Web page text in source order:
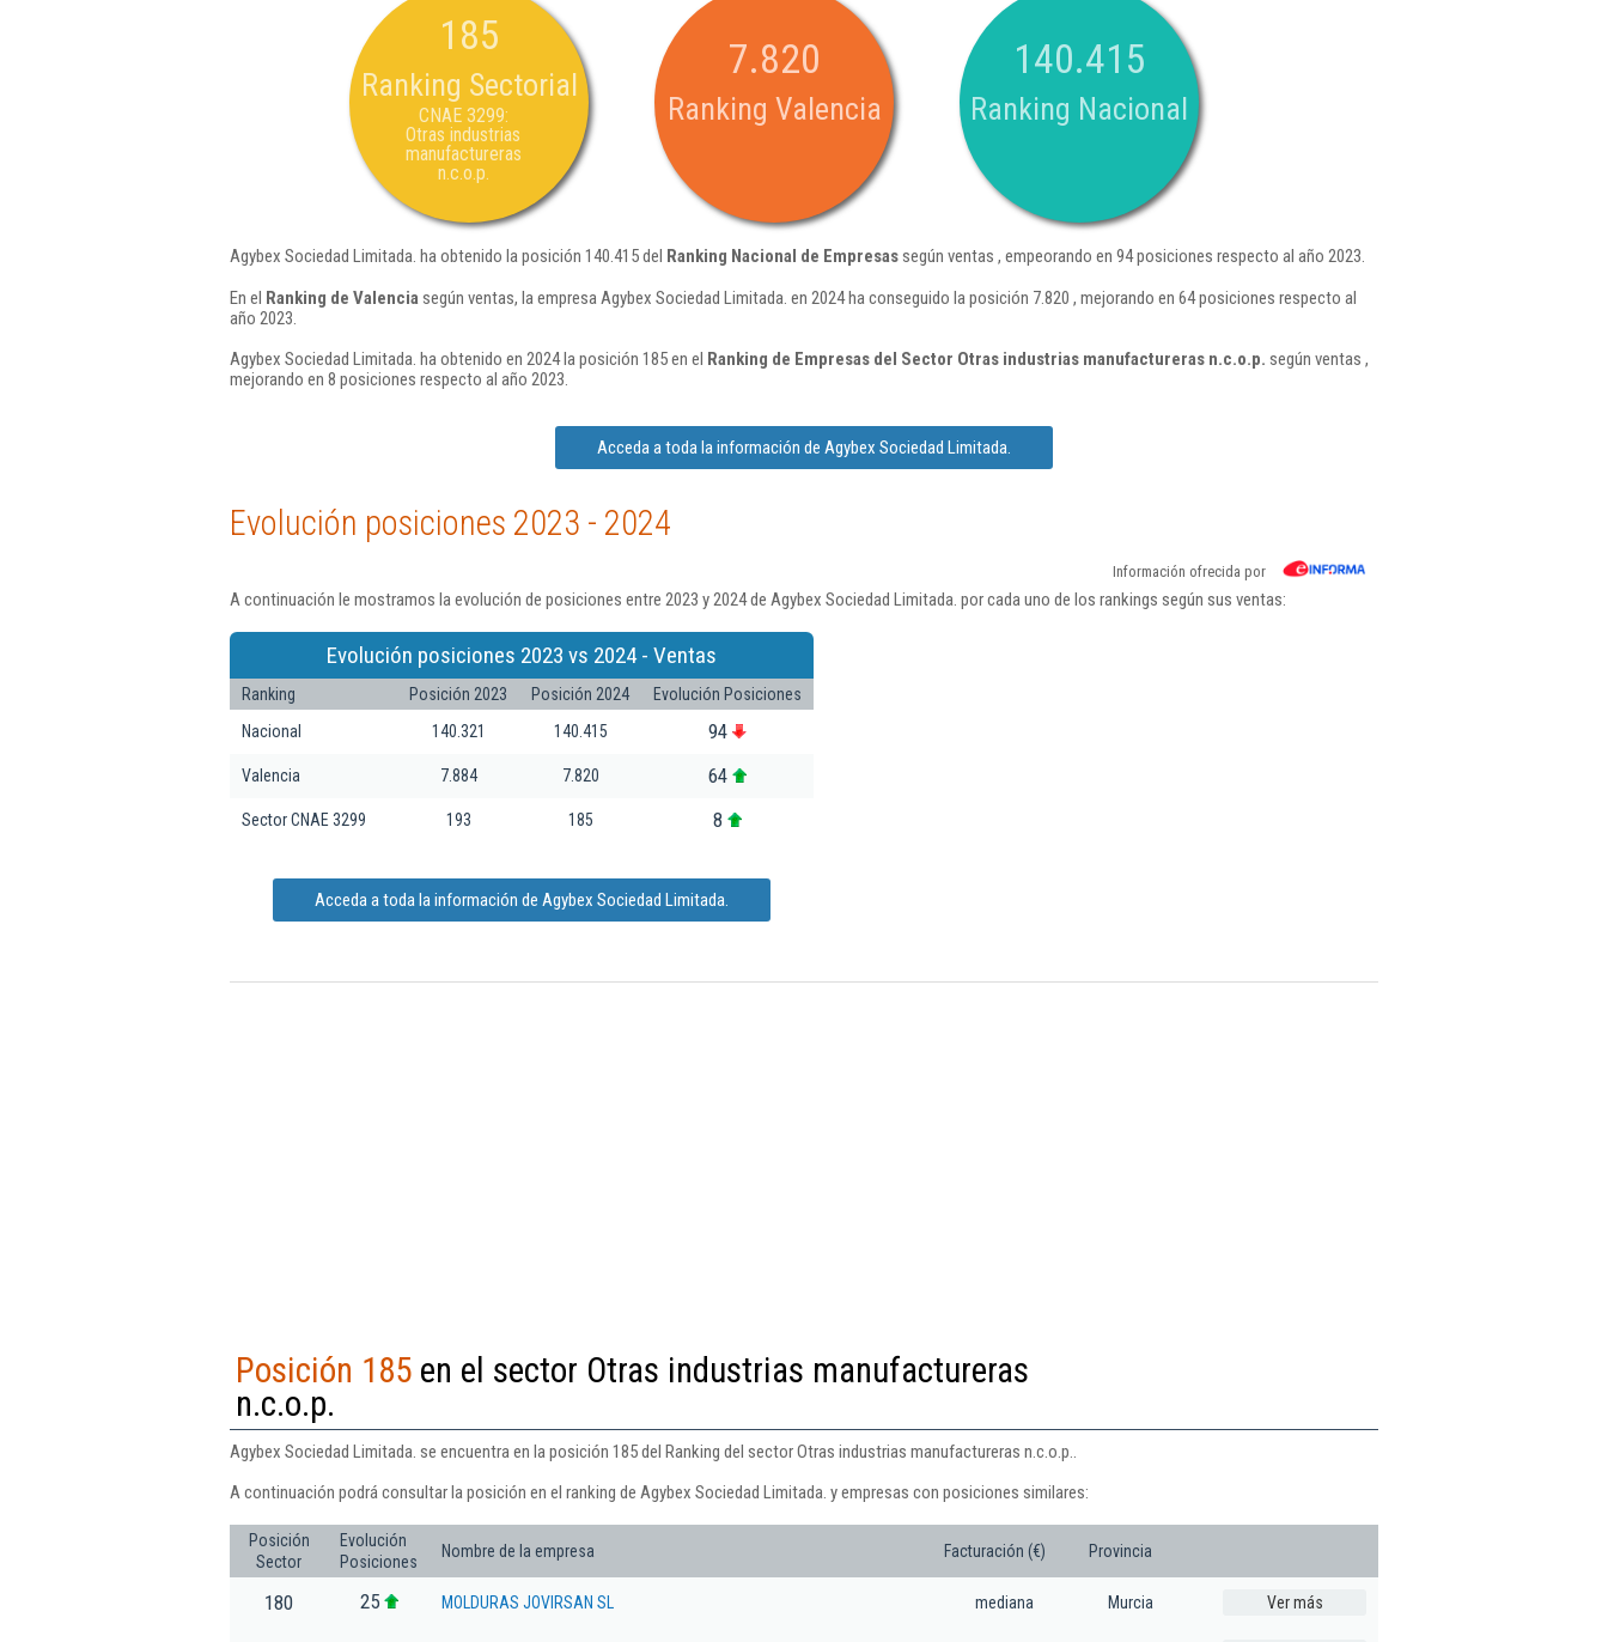
185
Ranking Sectorial
CNAE 3299:
Otras industrias
manufactureras
n.c.o.p.
7.820
Ranking Valencia
140.415
Ranking Nacional
Agybex Sociedad Limitada. ha obtenido la posición 140.415 del Ranking Nacional de Empresassegún ventas , empeorando en 94 posiciones respecto al año 2023.
En el Ranking de Valencia según ventas, la empresa Agybex Sociedad Limitada. en 2024 ha conseguido la posición 7.820 , mejorando en 64 posiciones respecto al
año 2023.
Agybex Sociedad Limitada. ha obtenido en 2024 la posición 185 en el Ranking de Empresas del Sector Otras industrias manufactureras n.c.o.p. según ventas ,
mejorando en 8 posiciones respecto al año 2023.
Acceda a toda la información de Agybex Sociedad Limitada.
Evolución posiciones 2023 - 2024
Información ofrecida por
A continuación le mostramos la evolución de posiciones entre 2023 y 2024 de Agybex Sociedad Limitada. por cada uno de los rankings según sus ventas:
Evolución posiciones 2023 vs 2024 - Ventas
Ranking Posición 2023 Posición 2024
Evolución Posiciones
Nacional
140.321 140.415 94
Valencia 7.884 7.820 64
Sector CNAE 3299 193 185 8
Acceda a toda la información de Agybex Sociedad Limitada.
Posición 185 en el sector Otras industrias manufactureras
n.c.o.p.
Agybex Sociedad Limitada. se encuentra en la posición 185 del Ranking del sector Otras industrias manufactureras n.c.o.p..
A continuación podrá consultar la posición en el ranking de Agybex Sociedad Limitada. y empresas con posiciones similares:
Posición
Sector
Evolución
Posiciones
Nombre de la empresa Facturación (€) Provincia
180 25 MOLDURAS JOVIRSAN SL mediana Murcia Ver más